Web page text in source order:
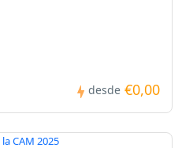
desde €0,00